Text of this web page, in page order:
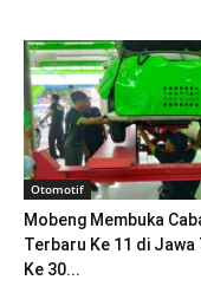
Otomotif
Mobeng Membuka
Terbaru Ke 11 di Jawa
Ke 30...